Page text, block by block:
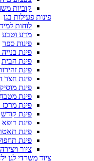
קוביות
פינות פעילות בגן
לוחות
מדע וטבע
פינות ספר
פינת בנייה
פינת הבית
פינת
פינת חצר
פינת
פינת מטבח
פינת מרכז
פינת קודש
פינת רופא
פינת
פינת
ציור ויצירה
ציוד משרדי לגן